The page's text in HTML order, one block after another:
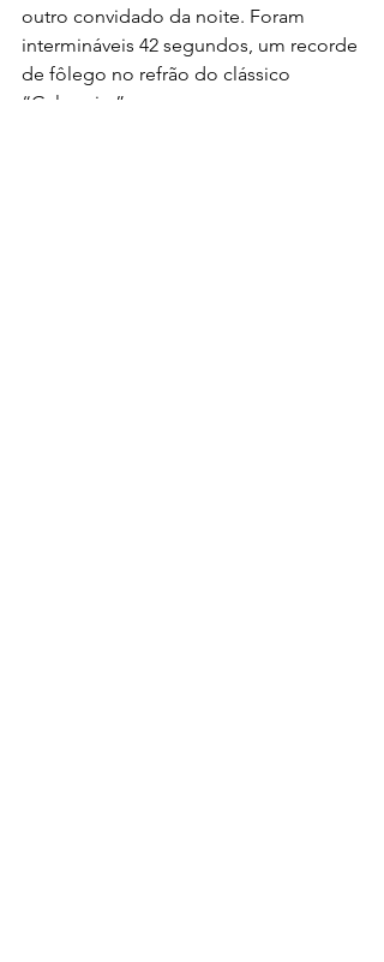
outro convidado da noite. Foram
intermináveis 42 segundos, um recorde
de fôlego no refrão do clássico
“Galopeira”.